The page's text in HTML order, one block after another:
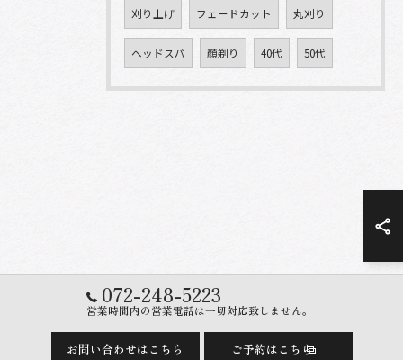
刈り上げ フェードカット 丸刈り
ヘッドスパ 顔剃り 40代 50代
072-248-5223
営業時間内の営業電話は一切対応致しません。
お問い合わせはこちら ご予約はこちら